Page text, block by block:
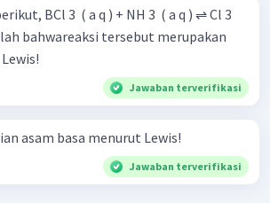
( a q ) ⇌ Cl 3
Jawaban terverifikasi
asam basa menurut Lewis!
Jawaban terverifikasi